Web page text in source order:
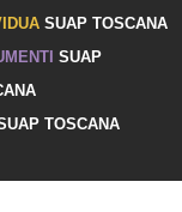
SUAP TOSCANA
SUAP
TOSCANA